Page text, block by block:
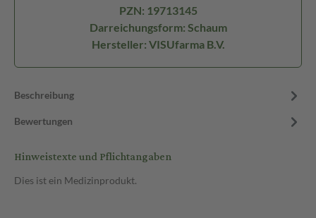
PZN: 19713145
Darreichungsform: Schaum
Hersteller: VISUfarma B.V.
Beschreibung
Bewertungen
Hinweistexte und Pflichtangaben
Dies ist ein Medizinprodukt.